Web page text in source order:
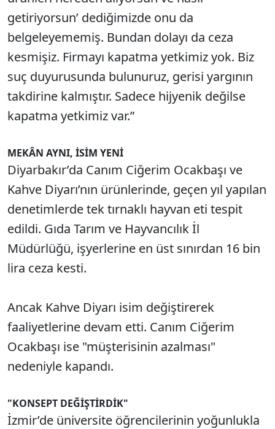
getiriyorsun’ dediğimizde onu da
belgeleyememiş. Bundan dolayı da ceza
kesmişiz. Firmayı kapatma yetkimiz yok. Biz
suç duyurusunda bulunuruz, gerisi yargının
takdirine kalmıştır. Sadece hijyenik değilse
kapatma yetkimiz var.”
MEKÂN AYNI, İSİM YENİ
Diyarbakır’da Canım Ciğerim Ocakbaşı ve
Kahve Diyarı’nın ürünlerinde, geçen yıl yapılan
denetimlerde tek tırnaklı hayvan eti tespit
edildi. Gıda Tarım ve Hayvancılık İl
Müdürlüğü, işyerlerine en üst sınırdan 16 bin
lira ceza kesti.
Ancak Kahve Diyarı isim değiştirerek
faaliyetlerine devam etti. Canım Ciğerim
Ocakbaşı ise "müşterisinin azalması"
nedeniyle kapandı.
"KONSEPT DEĞİŞTİRDİK"
İzmir’de üniversite öğrencilerinin yoğunlukla